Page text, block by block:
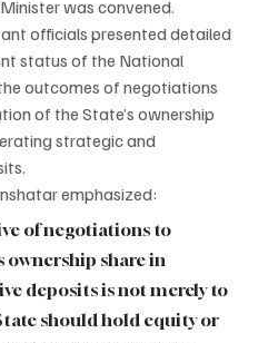
was convened.
officials presented detailed
status of the National
outcomes of negotiations
of the State’s ownership
strategic and
emphasized:
of negotiations to
ownership share in
deposits is not merely to
should hold equity or